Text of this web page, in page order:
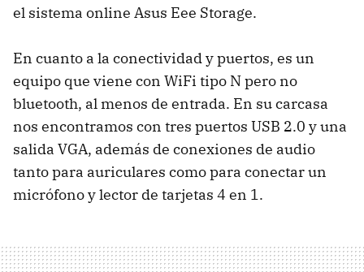
el sistema online Asus Eee Storage.
En cuanto a la conectividad y puertos, es un
equipo que viene con WiFi tipo N pero no
bluetooth, al menos de entrada. En su carcasa
nos encontramos con tres puertos USB 2.0 y una
salida VGA, además de conexiones de audio
tanto para auriculares como para conectar un
micrófono y lector de tarjetas 4 en 1.